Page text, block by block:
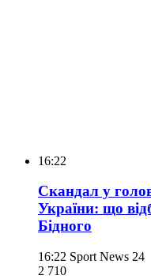
16:22
Скандал у
України: що
Бідного
16:22 Sport News 24
2 710